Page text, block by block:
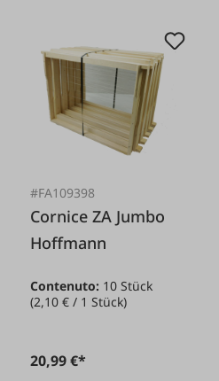
#FA109398
Cornice ZA Jumbo
Hoffmann
Contenuto: 10 Stück
(2,10 € / 1 Stück)
20,99 €*